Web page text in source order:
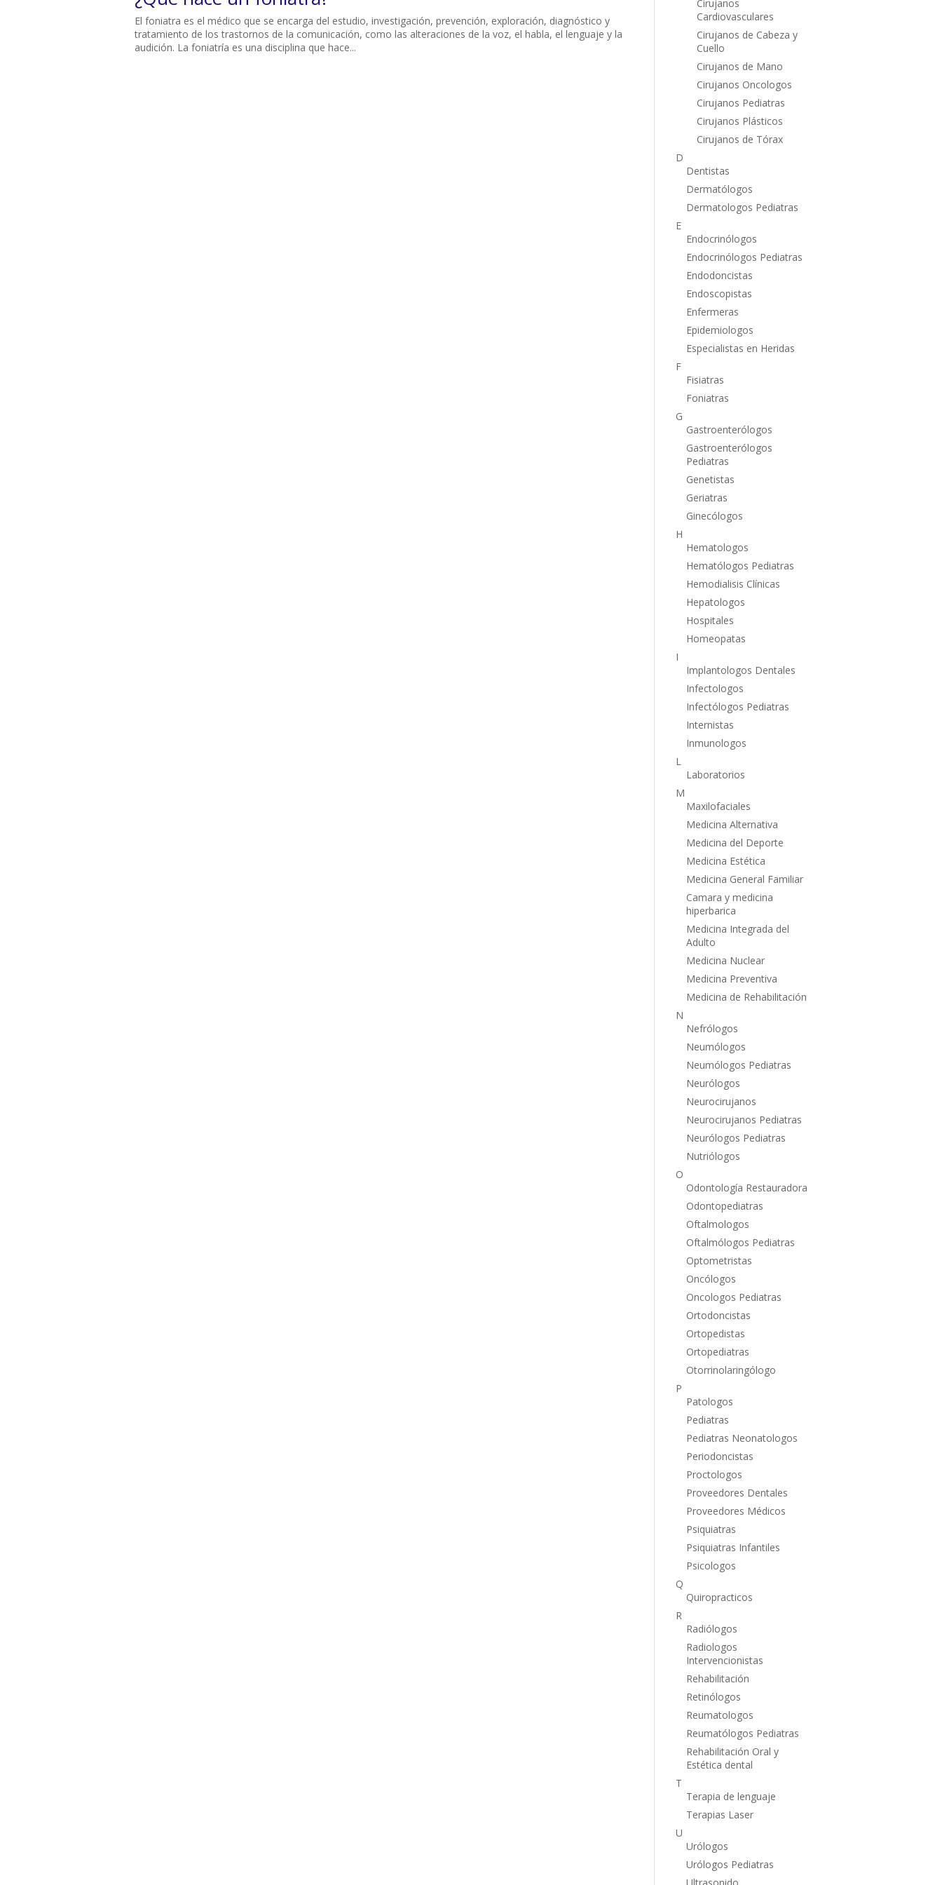
El foniatra es el médico que se encarga del estudio, investigación, prevención, exploración, diagnóstico y
tratamiento de los trastornos de la comunicación, como las alteraciones de la voz, el habla, el lenguaje y la
audición. La foniatría es una disciplina que hace...
Cirujanos
Cardiovasculares
Cirujanos de Cabeza y
Cuello
Cirujanos de Mano
Cirujanos Oncologos
Cirujanos Pediatras
Cirujanos Plásticos
Cirujanos de Tórax
D
Dentistas
Dermatólogos
Dermatologos Pediatras
E
Endocrinólogos
Endocrinólogos Pediatras
Endodoncistas
Endoscopistas
Enfermeras
Epidemiologos
Especialistas en Heridas
F
Fisiatras
Foniatras
G
Gastroenterólogos
Gastroenterólogos
Pediatras
Genetistas
Geriatras
Ginecólogos
H
Hematologos
Hematólogos Pediatras
Hemodialisis Clínicas
Hepatologos
Hospitales
Homeopatas
I
Implantologos Dentales
Infectologos
Infectólogos Pediatras
Internistas
Inmunologos
L
Laboratorios
M
Maxilofaciales
Medicina Alternativa
Medicina del Deporte
Medicina Estética
Medicina General Familiar
Camara y medicina
hiperbarica
Medicina Integrada del
Adulto
Medicina Nuclear
Medicina Preventiva
Medicina de Rehabilitación
N
Nefrólogos
Neumólogos
Neumólogos Pediatras
Neurólogos
Neurocirujanos
Neurocirujanos Pediatras
Neurólogos Pediatras
Nutriólogos
O
Odontología Restauradora
Odontopediatras
Oftalmologos
Oftalmólogos Pediatras
Optometristas
Oncólogos
Oncologos Pediatras
Ortodoncistas
Ortopedistas
Ortopediatras
Otorrinolaringólogo
P
Patologos
Pediatras
Pediatras Neonatologos
Periodoncistas
Proctologos
Proveedores Dentales
Proveedores Médicos
Psiquiatras
Psiquiatras Infantiles
Psicologos
Q
Quiropracticos
R
Radiólogos
Radiologos
Intervencionistas
Rehabilitación
Retinólogos
Reumatologos
Reumatólogos Pediatras
Rehabilitación Oral y
Estética dental
T
Terapia de lenguaje
Terapias Laser
U
Urólogos
Urólogos Pediatras
Ultrasonido